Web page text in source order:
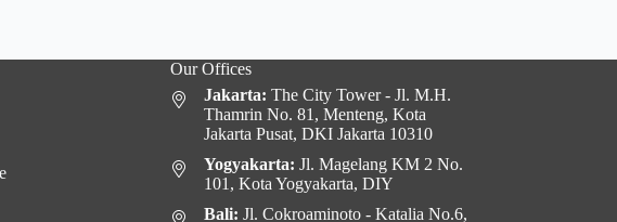
Our Offices
Jakarta: The City Tower - Jl. M.H.
Thamrin No. 81, Menteng, Kota
Jakarta Pusat, DKI Jakarta 10310
Yogyakarta: Jl. Magelang KM 2 No.
101, Kota Yogyakarta, DIY
Bali: Jl. Cokroaminoto - Katalia No.6,